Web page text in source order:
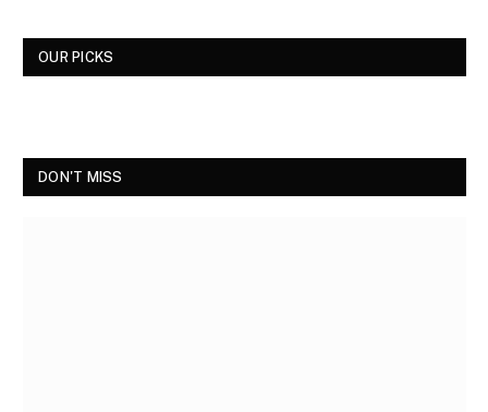
OUR PICKS
DON'T MISS